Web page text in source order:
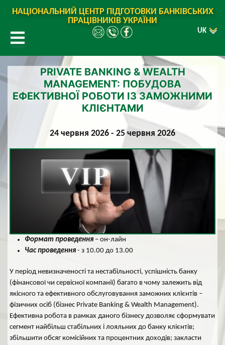
НАЦІОНАЛЬНИЙ ЦЕНТР ПІДГОТОВКИ БАНКІВСЬКИХ
ПРАЦІВНИКІВ УКРАЇНИ
UK
PRIVATE BANKING & WEALTH
MANAGEMENT: ПОБУДОВА
ЕФЕКТИВНОЇ РОБОТИ ІЗ ЗАМОЖНИМИ
КЛІЄНТАМИ
24 червня 2026 - 25 червня 2026
Формат проведення– он-лайн
Час проведення- з 10.00 до 13.00
У період невизначеності та нестабільності, успішність банку
(фінансової чи сервісної компанії) багато в чому залежить від
якісного та ефективного обслуговування заможних клієнтів –
фізичних осіб (бізнес Private Banking & Wealth Management).
Ефективна робота в рамках даного бізнесу дозволяє сформувати
сегмент найбільш стабільних і лояльних до банку клієнтів;
збільшити обсяг комісійних та процентних доходів; закласти